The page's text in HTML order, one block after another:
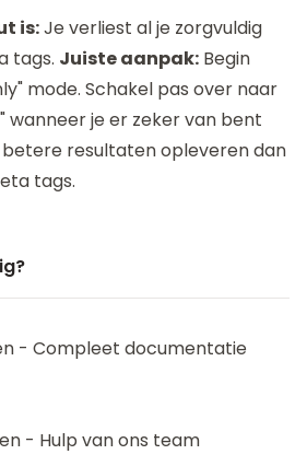
is:Je verliest al je zorgvuldig
tags. Juiste aanpak: Begin
mode. Schakel pas over naar
wanneer je er zeker van bent
resultaten opleveren dan
tags.
- Compleet documentatie
- Hulp van ons team